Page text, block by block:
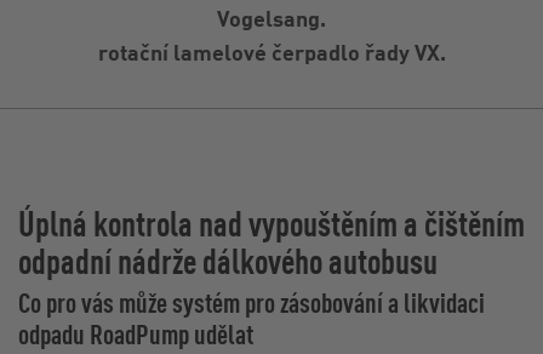
Vogelsang.
rotační lamelové čerpadlo řady VX.
Úplná kontrola nad vypouštěním a čištěním
odpadní nádrže dálkového autobusu
Co pro vás může systém pro zásobování a likvidaci
odpadu RoadPump udělat